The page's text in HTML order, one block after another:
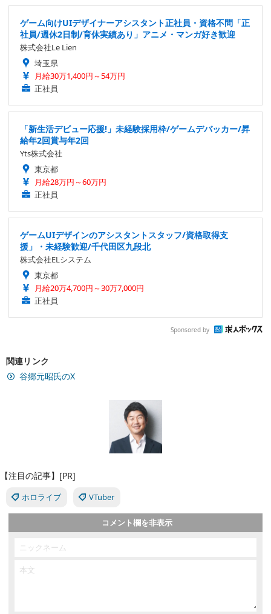
ゲーム向けUIデザイナーアシスタント正社員・資格不問「正
社員/週休2日制/育休実績あり」アニメ・マンガ好き歓迎
株式会社Le Lien
埼玉県
月給30万1,400円～54万円
正社員
「新生活デビュー応援!」未経験採用枠/ゲームデバッカー/昇
給年2回賞与年2回
Yts株式会社
東京都
月給28万円～60万円
正社員
ゲームUIデザインのアシスタントスタッフ/資格取得支
援」・未経験歓迎/千代田区九段北
株式会社ELシステム
東京都
月給20万4,700円～30万7,000円
正社員
Sponsored by
関連リンク
谷郷元昭氏のX
【注目の記事】[PR]
ホロライブ VTuber
コメント欄を非表示